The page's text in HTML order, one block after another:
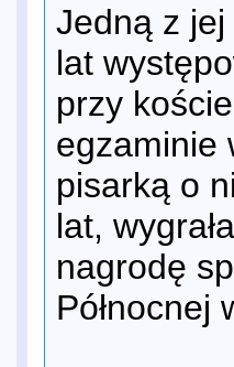
Jedną z jej
lat
przy
egzaminie
pisarką o
lat,
nagrodę
Północnej